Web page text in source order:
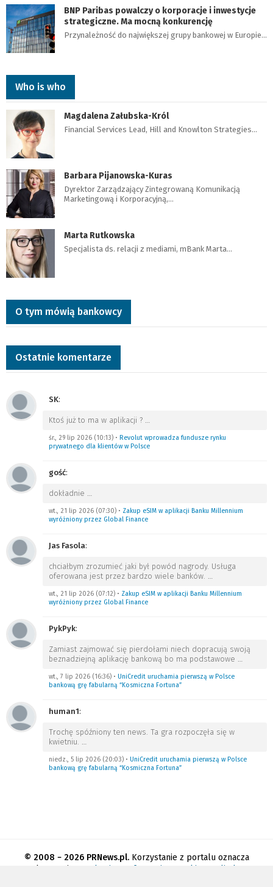
BNP Paribas powalczy o korporacje i inwestycje
strategiczne. Ma mocną konkurencję
Przynależność do największej grupy bankowej w Europie…
Who is who
Magdalena Załubska-Król
Financial Services Lead, Hill and Knowlton Strategies…
Barbara Pijanowska-Kuras
Dyrektor Zarządzający Zintegrowaną Komunikacją
Marketingową i Korporacyjną,…
Marta Rutkowska
Specjalista ds. relacji z mediami, mBank Marta…
O tym mówią bankowcy
Ostatnie komentarze
SK:
Ktoś już to ma w aplikacji ? …
śr., 29 lip 2026 (10:13) • Revolut wprowadza fundusze rynku
prywatnego dla klientów w Polsce
gość:
dokładnie …
wt., 21 lip 2026 (07:30) • Zakup eSIM w aplikacji Banku Millennium
wyróżniony przez Global Finance
Jas Fasola:
chciałbym zrozumieć jaki był powód nagrody. Usługa
oferowana jest przez bardzo wiele banków. …
wt., 21 lip 2026 (07:12) • Zakup eSIM w aplikacji Banku Millennium
wyróżniony przez Global Finance
PykPyk:
Zamiast zajmować się pierdołami niech dopracują swoją
beznadziejną aplikację bankową bo ma podstawowe …
wt., 7 lip 2026 (16:36) • UniCredit uruchamia pierwszą w Polsce
bankową grę fabularną “Kosmiczna Fortuna”
human1:
Trochę spóźniony ten news. Ta gra rozpoczęła się w
kwietniu. …
niedz., 5 lip 2026 (20:03) • UniCredit uruchamia pierwszą w Polsce
bankową grę fabularną “Kosmiczna Fortuna”
© 2008 − 2026 PRNews.pl.Korzystanie z portalu oznacza
akceptację
regulaminu Informacja o cookies
Polityka